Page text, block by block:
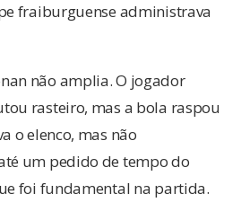
fraiburguense administrava
não amplia. O jogador
rasteiro, mas a bola raspou
o elenco, mas não
um pedido de tempo do
foi fundamental na partida.